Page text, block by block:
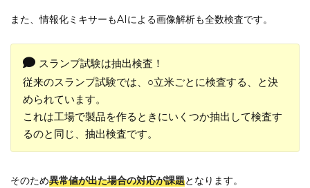
また、情報化ミキサーもAIによる画像解析も全数検査です。
スランプ試験は抽出検査！
従来のスランプ試験では、○立米ごとに検査する、と決
められています。
これは工場で製品を作るときにいくつか抽出して検査す
るのと同じ、抽出検査です。
そのため異常値が出た場合の対応が課題となります。